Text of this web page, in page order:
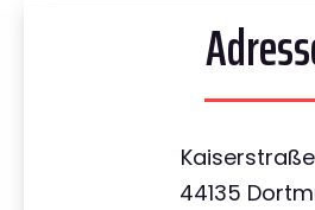
44135